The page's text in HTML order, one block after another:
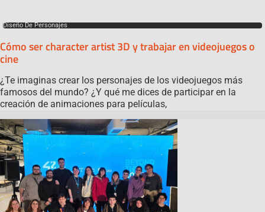
Diseño De Personajes
Cómo ser character artist 3D y trabajar en videojuegos o
cine
¿Te imaginas crear los personajes de los videojuegos más
famosos del mundo? ¿Y qué me dices de participar en la
creación de animaciones para películas,